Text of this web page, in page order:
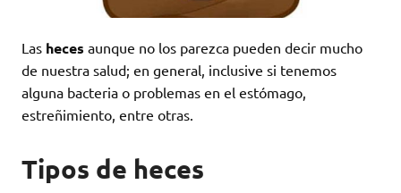
Las heces aunque no los parezca pueden decir mucho
de nuestra salud; en general, inclusive si tenemos
alguna bacteria o problemas en el estómago,
estreñimiento, entre otras.
Tipos de heces